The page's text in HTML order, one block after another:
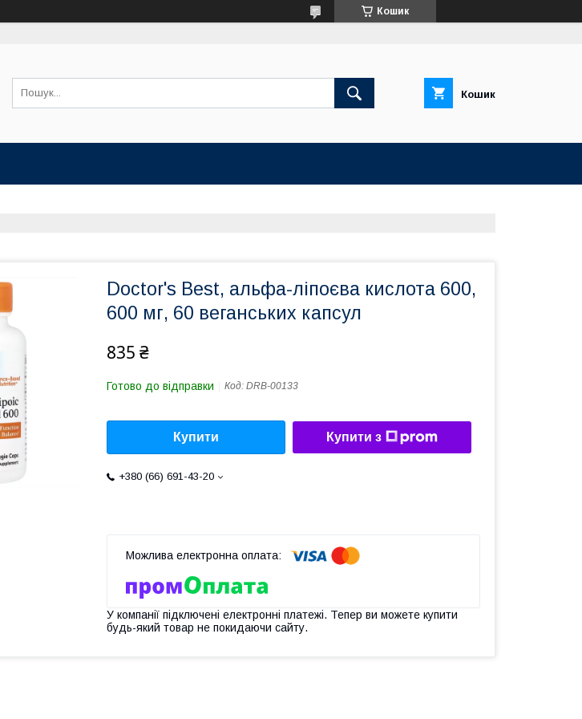
Кошик
Кошик
Doctor's Best, альфа-ліпоєва кислота 600,
600 мг, 60 веганських капсул
835 ₴
Готово до відправки Код: DRB-00133
Купити Купити з
+380 (66) 691-43-20
У компанії підключені електронні платежі. Тепер ви можете купити
будь-який товар не покидаючи сайту.